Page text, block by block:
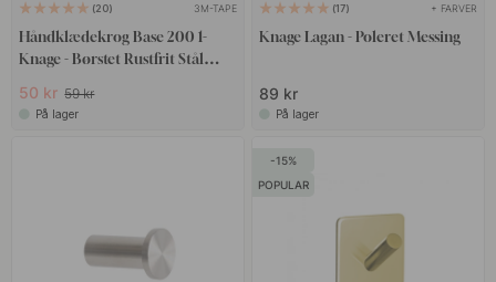
20 3M-TAPE
Håndklædekrog Base 200 1-
Knage - Børstet Rustfrit Stål
50 kr 59 kr
På lager
17 + FARVER
Knage Lagan - Poleret Messing
89 kr
På lager
15
POPULAR